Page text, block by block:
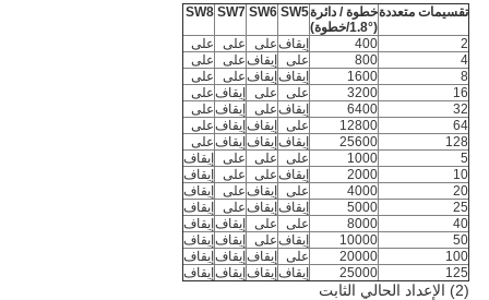
تقسيمات متعددةخطوة / دائرة
(1.8
° /خطوة)
SW5
SW6
SW7
SW8
2
400 إيقافعلى على
على
4
800 على إيقافعلى
على
8
1600 إيقافإيقافعلى
على
16
3200 على على إيقافعلى
32
6400 إيقافعلى إيقافعلى
64
12800 على إيقافإيقافعلى
128
25600 إيقافإيقافإيقافعلى
5
1000 على على على إيقاف
10
2000 إيقافعلى على إيقاف
20
4000 على إيقافعلى إيقاف
25
5000 إيقافإيقافعلى إيقاف
40
8000 على على إيقافإيقاف
50
10000 إيقافعلى إيقافإيقاف
100
20000 على إيقافإيقافإيقاف
125
25000 إيقافإيقافإيقافإيقاف
(2) الإعداد الحالي الثابت